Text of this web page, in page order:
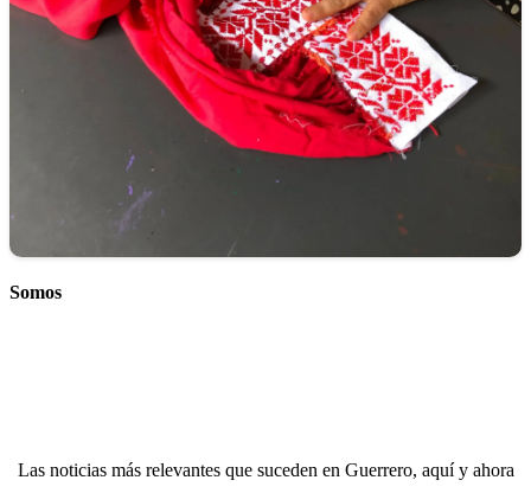
Somos
Las noticias más relevantes que suceden en Guerrero, aquí y ahora